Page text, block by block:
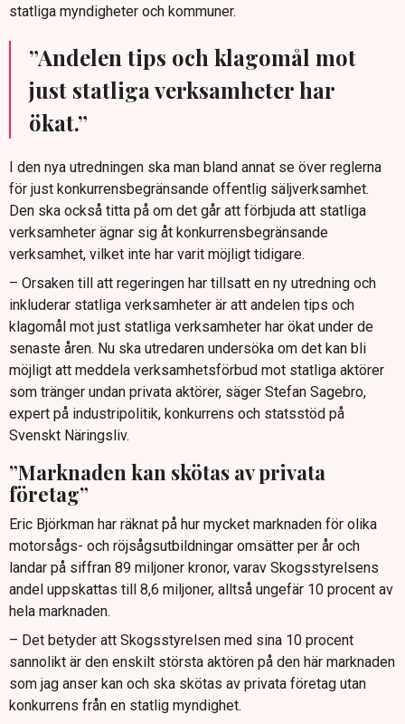
statliga myndigheter och kommuner.
”Andelen tips och klagomål mot
just statliga verksamheter har
ökat.”
I den nya utredningen ska man bland annat se över reglerna
för just konkurrensbegränsande offentlig säljverksamhet.
Den ska också titta på om det går att förbjuda att statliga
verksamheter ägnar sig åt konkurrensbegränsande
verksamhet, vilket inte har varit möjligt tidigare.
– Orsaken till att regeringen har tillsatt en ny utredning och
inkluderar statliga verksamheter är att andelen tips och
klagomål mot just statliga verksamheter har ökat under de
senaste åren. Nu ska utredaren undersöka om det kan bli
möjligt att meddela verksamhetsförbud mot statliga aktörer
som tränger undan privata aktörer, säger Stefan Sagebro,
expert på industripolitik, konkurrens och statsstöd på
Svenskt Näringsliv.
”Marknaden kan skötas av privata
företag”
Eric Björkman har räknat på hur mycket marknaden för olika
motorsågs- och röjsågsutbildningar omsätter per år och
landar på siffran 89 miljoner kronor, varav Skogsstyrelsens
andel uppskattas till 8,6 miljoner, alltså ungefär 10 procent av
hela marknaden.
– Det betyder att Skogsstyrelsen med sina 10 procent
sannolikt är den enskilt största aktören på den här marknaden
som jag anser kan och ska skötas av privata företag utan
konkurrens från en statlig myndighet.